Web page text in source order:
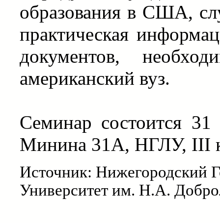
образования в США,
практическая
документов,
американский вуз.
Семинар состоится
Минина 31А, НГЛУ, III
Источник: Нижегородский
Университет им. Н.А.